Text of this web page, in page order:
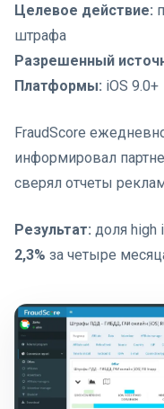
Целевое действие:
штрафа
Разрешенный
Платформы: iOS 9.0+
FraudScore
информировал
сверял отчеты
Результат: доля high
2,3% за четыре